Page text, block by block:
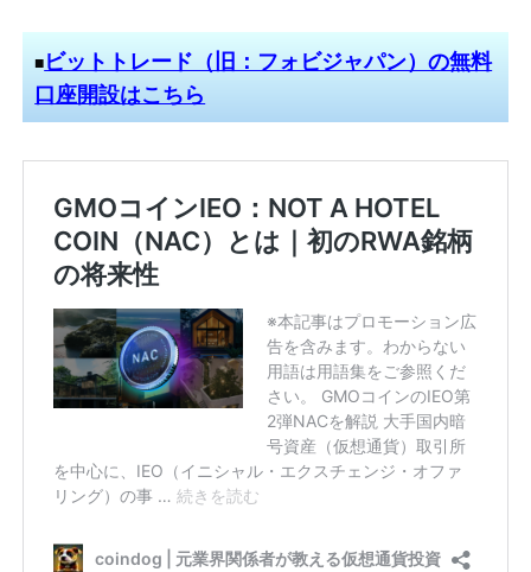
■ビットトレード（旧：フォビジャパン）の無料
口座開設はこちら